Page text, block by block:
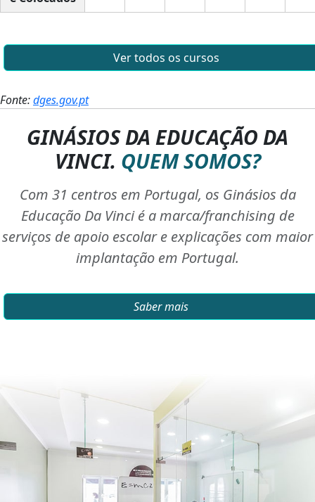
Ver todos os cursos
Fonte:dges.gov.pt
GINÁSIOS DA EDUCAÇÃO DA
VINCI. QUEM SOMOS?
Com 31 centros em Portugal, os Ginásios da
Educação Da Vinci é a marca/franchising de
serviços de apoio escolar e explicações com maior
implantação em Portugal.
Saber mais